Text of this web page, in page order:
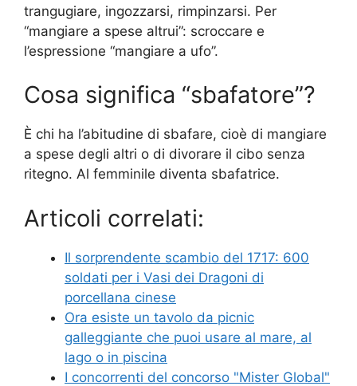
trangugiare, ingozzarsi, rimpinzarsi. Per
“mangiare a spese altrui”: scroccare e
l’espressione “mangiare a ufo”.
Cosa significa “sbafatore”?
È chi ha l’abitudine di sbafare, cioè di mangiare
a spese degli altri o di divorare il cibo senza
ritegno. Al femminile diventa sbafatrice.
Articoli correlati:
Il sorprendente scambio del 1717: 600
soldati per i Vasi dei Dragoni di
porcellana cinese
Ora esiste un tavolo da picnic
galleggiante che puoi usare al mare, al
lago o in piscina
I concorrenti del concorso "Mister Global"